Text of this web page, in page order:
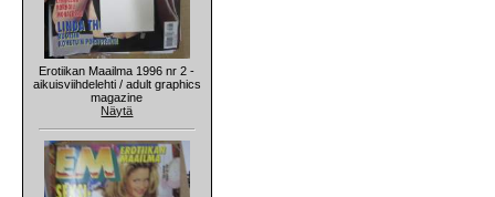
Erotiikan Maailma 1996 nr 2 -
aikuisviihdelehti / adult graphics
magazine
Näytä